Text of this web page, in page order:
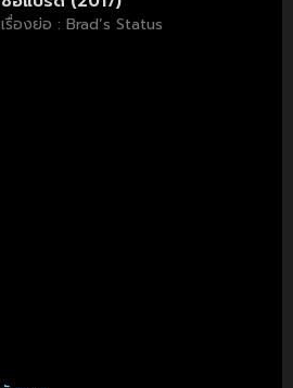
เรื่องย่อ : Brad’s Status